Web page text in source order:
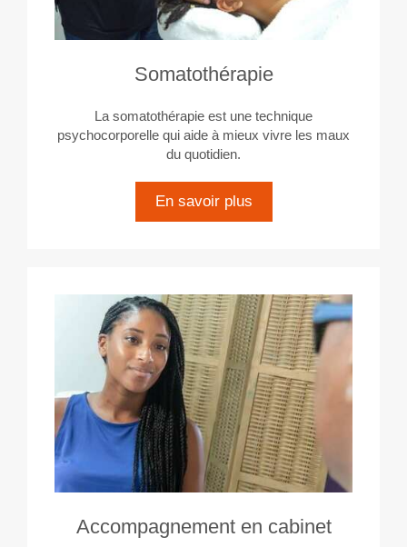
Somatothérapie
La somatothérapie est une technique
psychocorporelle qui aide à mieux vivre les maux
du quotidien.
En savoir plus
Accompagnement en cabinet